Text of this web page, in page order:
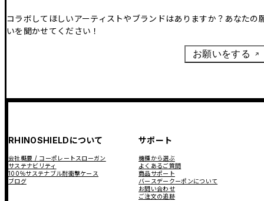
コラボしてほしいアーティストやブランドはありますか？あなたの
いを聞かせてください！
お願いをする
RHINOSHIELDについて
会社概要 / コーポレートスローガン
サステナビリティ
100％サステナブル耐衝撃ケース
ブログ
サポート
機種から選ぶ
よくあるご質問
商品サポート
バースデークーポンについて
お問い合わせ
ご注文の追跡